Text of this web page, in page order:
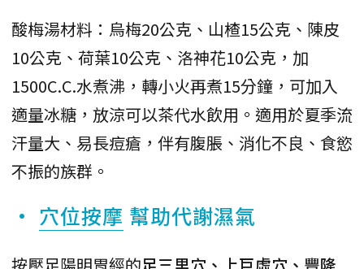
酸梅湯材料：烏梅20公克、山楂15公克、陳皮
10公克、荷葉10公克、洛神花10公克，加
1500C.C.水煮沸，轉小火再煮15分鐘，可加入
適量冰糖，放涼可以茶代水飲用。適用於夏季流
汗量大、易長痘瘡，伴有腹脹、消化不良、食慾
不振的族群。
• 穴位按摩 幫助代謝濕氣